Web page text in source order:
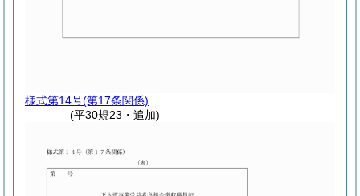
様式第14号(第17条関係)
(平30規23・追加)